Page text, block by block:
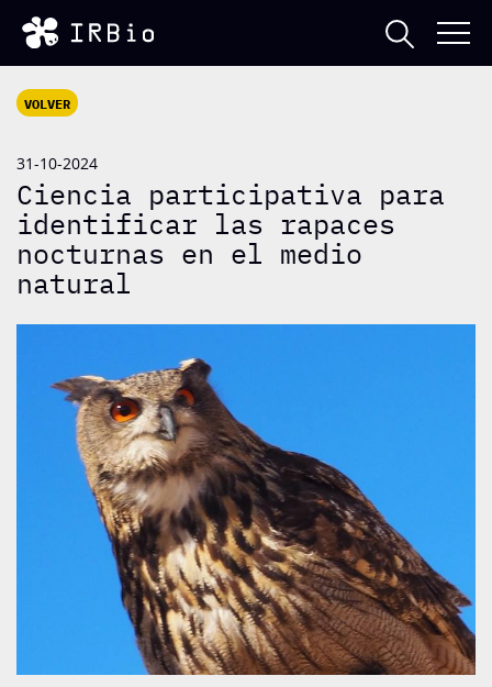
VOLVER
31-10-2024
Ciencia participativa para
identificar las rapaces
nocturnas en el medio
natural